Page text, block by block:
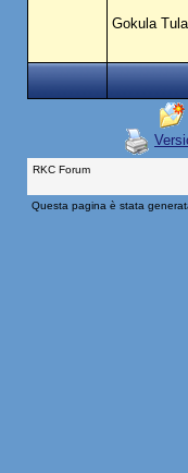
Gokula
RKC Forum
Questa pagina è stata